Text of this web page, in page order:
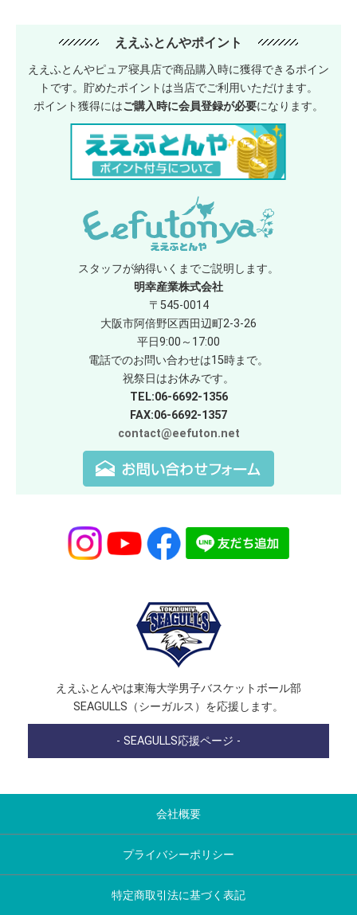
ええふとんやポイント
ええふとんやピュア寝具店で商品購入時に獲得できるポイン
トです。貯めたポイントは当店でご利用いただけます。
ポイント獲得にはご購入時に会員登録が必要になります。
スタッフが納得いくまでご説明します。
明幸産業株式会社
〒545-0014
大阪市阿倍野区西田辺町2-3-26
平日9:00～17:00
電話でのお問い合わせは15時まで。
祝祭日はお休みです。
TEL:06-6692-1356
FAX:06-6692-1357
contact@eefuton.net
ええふとんやは東海大学男子バスケットボール部
SEAGULLS（シーガルス）を応援します。
- SEAGULLS応援ページ -
会社概要
プライバシーポリシー
特定商取引法に基づく表記